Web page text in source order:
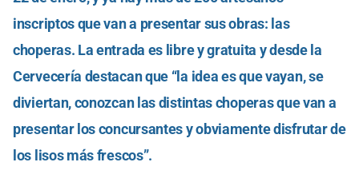
inscriptos que van a presentar sus obras: las
choperas. La entrada es libre y gratuita y desde la
Cervecería destacan que “la idea es que vayan, se
diviertan, conozcan las distintas choperas que van a
presentar los concursantes y obviamente disfrutar de
los lisos más frescos”.